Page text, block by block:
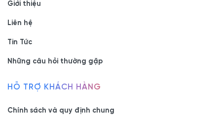
Giới thiệu
Liên hệ
Tin Tức
Những câu hỏi thường gặp
HỖ TRỢ KHÁCH HÀNG
Chính sách và quy định chung